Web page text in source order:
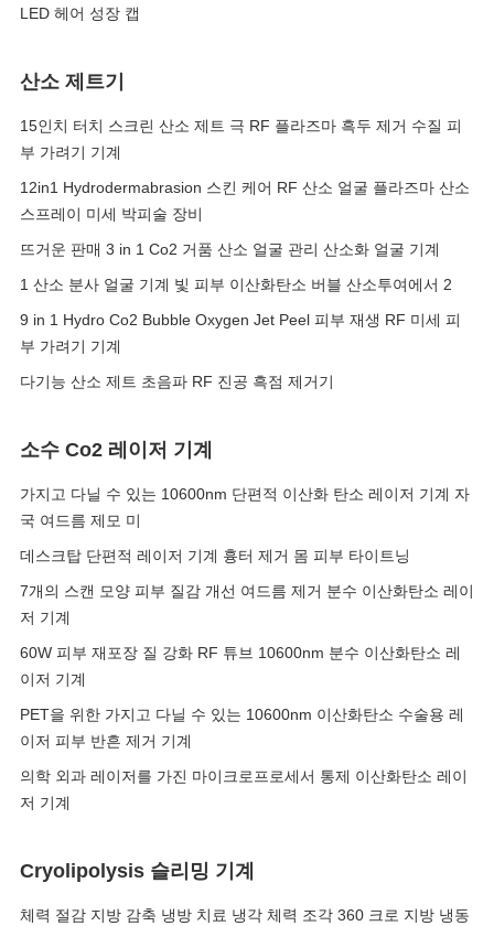
LED 헤어 성장 캡
산소 제트기
15인치 터치 스크린 산소 제트 극 RF 플라즈마 흑두 제거 수질 피
부 가려기 기계
12in1 Hydrodermabrasion 스킨 케어 RF 산소 얼굴 플라즈마 산소
스프레이 미세 박피술 장비
뜨거운 판매 3 in 1 Co2 거품 산소 얼굴 관리 산소화 얼굴 기계
1 산소 분사 얼굴 기계 빛 피부 이산화탄소 버블 산소투여에서 2
9 in 1 Hydro Co2 Bubble Oxygen Jet Peel 피부 재생 RF 미세 피
부 가려기 기계
다기능 산소 제트 초음파 RF 진공 흑점 제거기
소수 Co2 레이저 기계
가지고 다닐 수 있는 10600nm 단편적 이산화 탄소 레이저 기계 자
국 여드름 제모 미
데스크탑 단편적 레이저 기계 흉터 제거 몸 피부 타이트닝
7개의 스캔 모양 피부 질감 개선 여드름 제거 분수 이산화탄소 레이
저 기계
60W 피부 재포장 질 강화 RF 튜브 10600nm 분수 이산화탄소 레
이저 기계
PET을 위한 가지고 다닐 수 있는 10600nm 이산화탄소 수술용 레
이저 피부 반흔 제거 기계
의학 외과 레이저를 가진 마이크로프로세서 통제 이산화탄소 레이
저 기계
Cryolipolysis 슬리밍 기계
체력 절감 지방 감축 냉방 치료 냉각 체력 조각 360 크로 지방 냉동